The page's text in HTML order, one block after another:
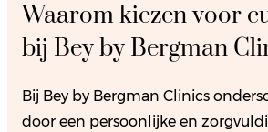
Waarom kiezen voor
bij Bey by Bergman
Bij Bey by Bergman Clinics
door een persoonlijke en